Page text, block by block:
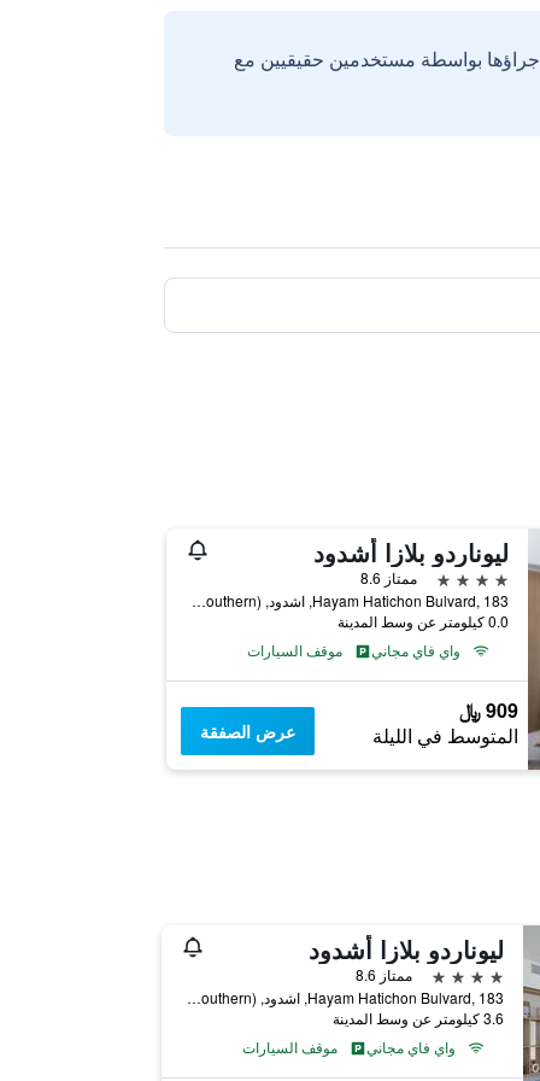
بواسطة مستخدمين حقيقيين مع
ليوناردو بلازا أشدود
4 نجوم
ممتاز 8.6
Hayam Hatichon Bulvard, 183, اشدود, HaDarom (Southern), اسرائيل
0.0 كيلومتر عن وسط المدينة
واي فاي مجاني
موقف السيارات
909 ﷼
المتوسط في الليلة عرض الصفقة
ليوناردو بلازا أشدود
4 نجوم
ممتاز 8.6
Hayam Hatichon Bulvard, 183, اشدود, HaDarom (Southern), اسرائيل
3.6 كيلومتر عن وسط المدينة
واي فاي مجاني
موقف السيارات